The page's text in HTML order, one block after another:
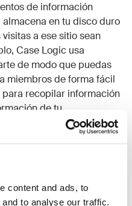
content and ads, to
to analyse our traffic.
de información
en tu disco duro
a ese sitio sean
Case Logic usa
de modo que puedas
miembros de forma fácil
recopilar información
de tu
están relacionados con
con este.
a los que puedo
Logic?